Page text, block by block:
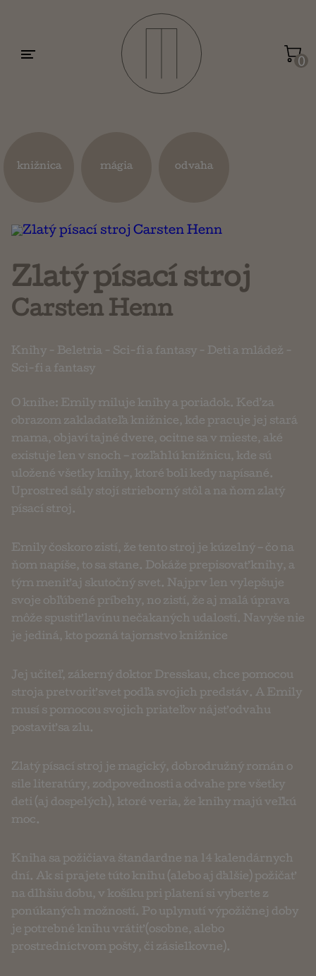
0
knižnica mágia odvaha
Zlatý písací stroj
Carsten Henn
Knihy - Beletria - Sci-fi a fantasy - Deti a mládež -
Sci-fi a fantasy
O knihe: Emily miluje knihy a poriadok. Keď za
obrazom zakladateľa knižnice, kde pracuje jej stará
mama, objaví tajné dvere, ocitne sa v mieste, aké
existuje len v snoch – rozľahlú knižnicu, kde sú
uložené všetky knihy, ktoré boli kedy napísané.
Uprostred sály stojí strieborný stôl a na ňom zlatý
písací stroj.
Emily čoskoro zistí, že tento stroj je kúzelný – čo na
ňom napíše, to sa stane. Dokáže prepisovať knihy, a
tým meniť aj skutočný svet. Najprv len vylepšuje
svoje obľúbené príbehy, no zistí, že aj malá úprava
môže spustiť lavínu nečakaných udalostí. Navyše nie
je jediná, kto pozná tajomstvo knižnice…
Jej učiteľ, zákerný doktor Dresskau, chce pomocou
stroja pretvoriť svet podľa svojich predstáv. A Emily
musí s pomocou svojich priateľov nájsť odvahu
postaviť sa zlu.
Zlatý písací stroj je magický, dobrodružný román o
sile literatúry, zodpovednosti a odvahe pre všetky
deti (aj dospelých), ktoré veria, že knihy majú veľkú
moc.
Kniha sa požičiava štandardne na 14 kalendárnych
dní. Ak si prajete túto knihu (alebo aj ďalšie) požičať
na dlhšiu dobu, v košíku pri platení si vyberte z
ponúkaných možností. Po uplynutí výpožičnej doby
je potrebné knihu vrátiť (osobne, alebo
prostredníctvom pošty, či zásielkovne).